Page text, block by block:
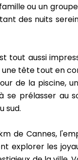
ou un
des nuits
tout aussi
une tête tout en
de la piscine,
se prélasser au
sud.
de Cannes,
explorer les